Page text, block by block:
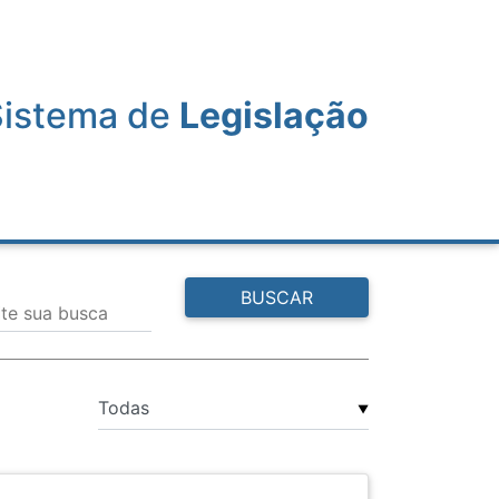
de Legislação
sua busca
BUSCAR
▼